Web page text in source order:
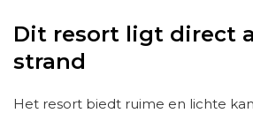
Dit resort ligt direct
strand
Het resort biedt ruime en lichte